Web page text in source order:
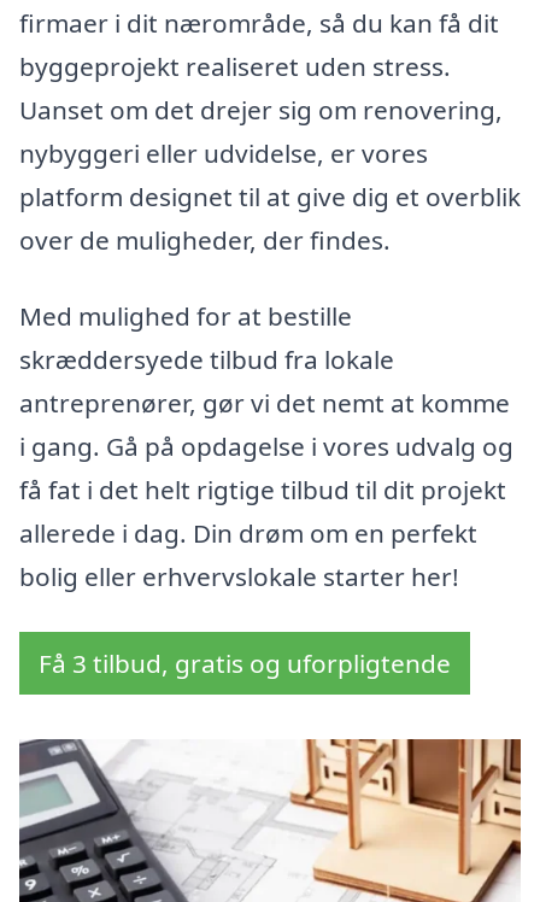
firmaer i dit nærområde, så du kan få dit
byggeprojekt realiseret uden stress.
Uanset om det drejer sig om renovering,
nybyggeri eller udvidelse, er vores
platform designet til at give dig et overblik
over de muligheder, der findes.
Med mulighed for at bestille
skræddersyede tilbud fra lokale
antreprenører, gør vi det nemt at komme
i gang. Gå på opdagelse i vores udvalg og
få fat i det helt rigtige tilbud til dit projekt
allerede i dag. Din drøm om en perfekt
bolig eller erhvervslokale starter her!
Få 3 tilbud, gratis og uforpligtende